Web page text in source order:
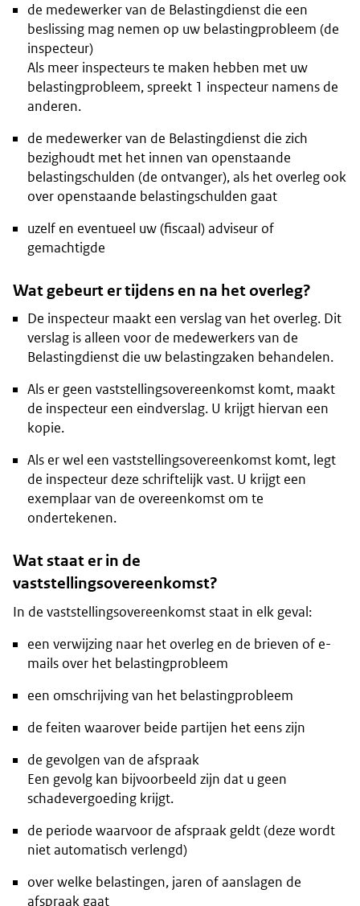
de medewerker van de Belastingdienst die een
beslissing mag nemen op uw belastingprobleem (de
inspecteur)
Als meer inspecteurs te maken hebben met uw
belastingprobleem, spreekt 1 inspecteur namens de
anderen.
de medewerker van de Belastingdienst die zich
bezighoudt met het innen van openstaande
belastingschulden (de ontvanger), als het overleg ook
over openstaande belastingschulden gaat
uzelf en eventueel uw (fiscaal) adviseur of
gemachtigde
Wat gebeurt er tijdens en na het overleg?
De inspecteur maakt een verslag van het overleg. Dit
verslag is alleen voor de medewerkers van de
Belastingdienst die uw belastingzaken behandelen.
Als er geen vaststellingsovereenkomst komt, maakt
de inspecteur een eindverslag. U krijgt hiervan een
kopie.
Als er wel een vaststellingsovereenkomst komt, legt
de inspecteur deze schriftelijk vast. U krijgt een
exemplaar van de overeenkomst om te
ondertekenen.
Wat staat er in de
vaststellingsovereenkomst?
In de vaststellingsovereenkomst staat in elk geval:
een verwijzing naar het overleg en de brieven of e-
mails over het belastingprobleem
een omschrijving van het belastingprobleem
de feiten waarover beide partijen het eens zijn
de gevolgen van de afspraak
Een gevolg kan bijvoorbeeld zijn dat u geen
schadevergoeding krijgt.
de periode waarvoor de afspraak geldt (deze wordt
niet automatisch verlengd)
over welke belastingen, jaren of aanslagen de
afspraak gaat